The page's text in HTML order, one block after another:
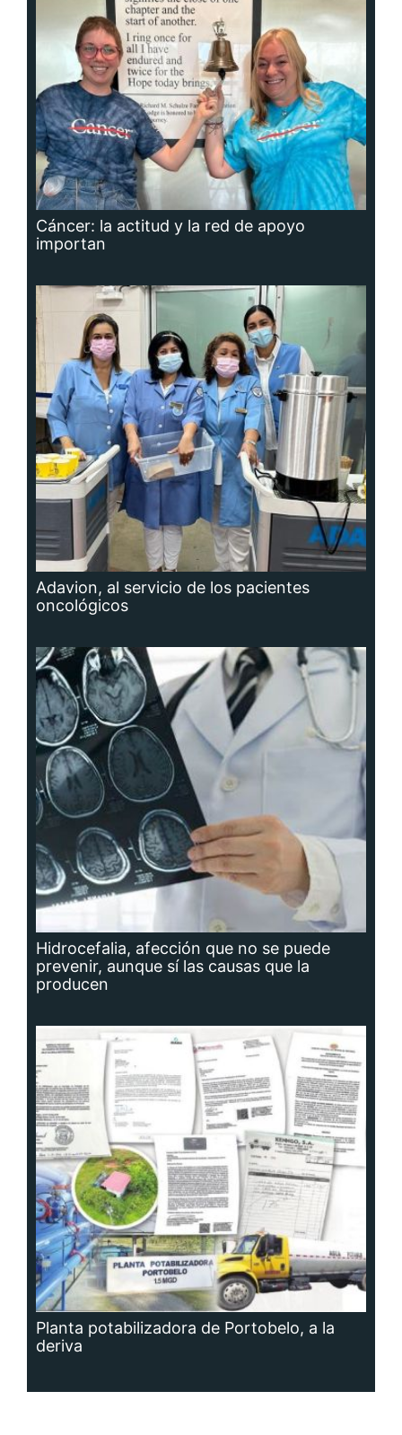
Cáncer: la actitud y la red de apoyo
importan
Adavion, al servicio de los pacientes
oncológicos
Hidrocefalia, afección que no se puede
prevenir, aunque sí las causas que la
producen
Planta potabilizadora de Portobelo, a la
deriva